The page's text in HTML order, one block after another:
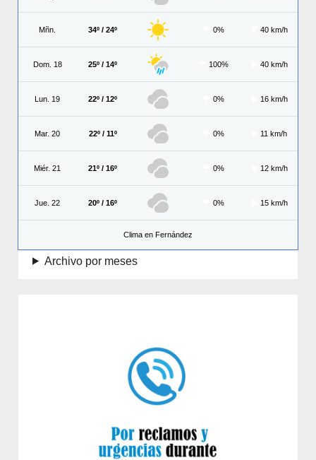
Mñn. 34º / 24º 0% 40 km/h
Dom. 18 25º / 14º 100% 40 km/h
Lun. 19 22º / 12º 0% 16 km/h
Mar. 20 22º / 11º 0% 11 km/h
Miér. 21 21º / 16º 0% 12 km/h
Jue. 22 20º / 16º 0% 15 km/h
Clima en Fernández
Archivo por meses